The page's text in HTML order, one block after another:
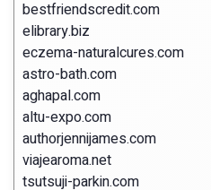
bestfriendscredit.com
elibrary.biz
eczema-naturalcures.com
astro-bath.com
aghapal.com
altu-expo.com
authorjennijames.com
viajearoma.net
tsutsuji-parkin.com